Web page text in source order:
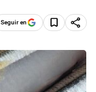
Seguir en